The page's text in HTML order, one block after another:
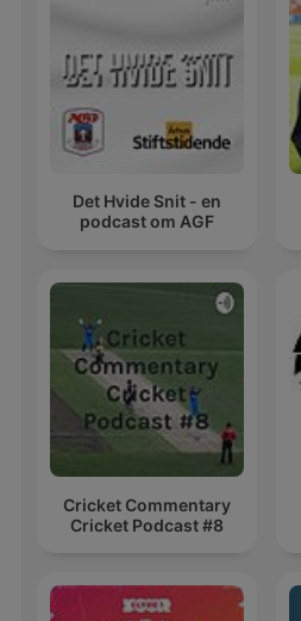
Det Hvide Snit - en
podcast om AGF
Cricket Commentary
Cricket Podcast #8